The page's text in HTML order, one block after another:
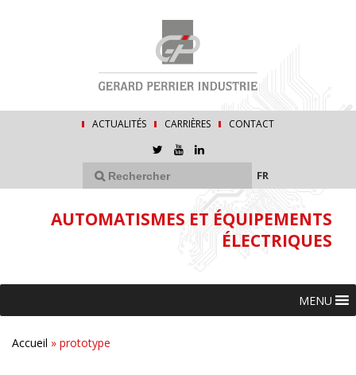
ACTUALITÉS CARRIÈRES CONTACT
FR
AUTOMATISMES ET ÉQUIPEMENTS
ÉLECTRIQUES
MENU
Accueil » prototype